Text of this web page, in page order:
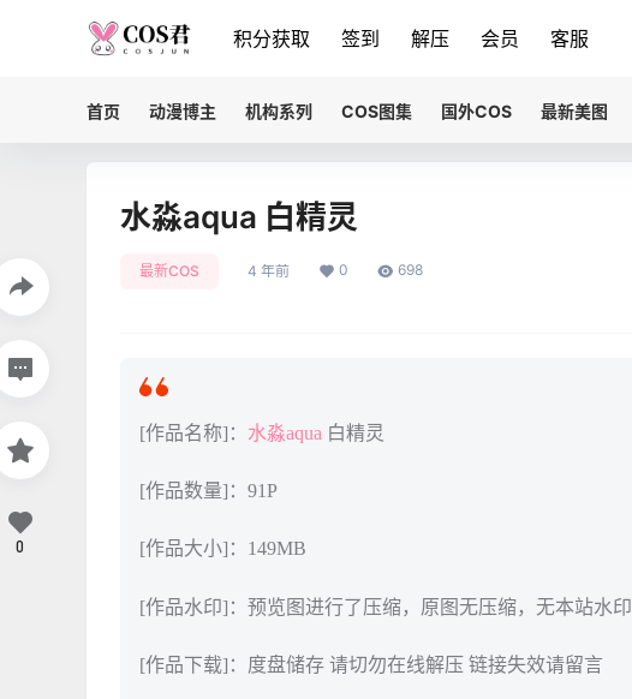
积分获取 签到 解压 会员 客服
首页 动漫博主 机构系列 COS图集 国外COS 最新美图
水淼aqua 白精灵
最新COS 4 年前 0 698
[作品名称]： 水淼aqua 白精灵
[作品数量]：91P
[作品大小]：149MB
[作品水印]：预览图进行了压缩，原图无压缩，无本站水印
[作品下载]：度盘储存 请切勿在线解压 链接失效请留言
0